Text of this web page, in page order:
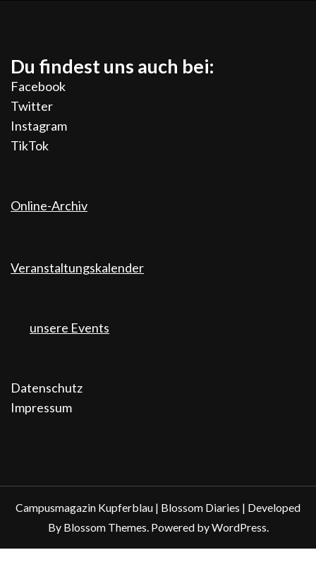
Du findest uns auch bei:
Facebook
Twitter
Instagram
TikTok
Online-Archiv
Veranstaltungskalender
unsere Events
Datenschutz
Impressum
Campusmagazin Kupferblau | Blossom Diaries | Developed
By Blossom Themes. Powered byWordPress.